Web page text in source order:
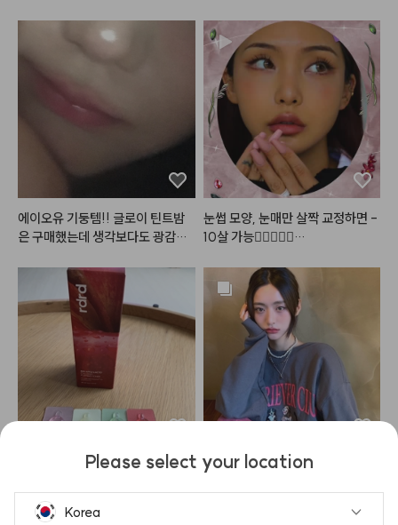
밤…🫰🩷 느무 이쁨~!!
에이오유 기둥템!! 글로이 틴트밤
은 구매했는데 생각보다도 광감이
템으로 구매했는데 진짜 여름에 너
무 찰떡임🩷😁
눈썹 모양, 눈매만 살짝 교정하면 -
10살 가능👩🏻‍❤️‍👩🏻
#로즈프로젝트#어두운쿠션
4호#25호
한통 사용해보고 버블 토너로 제일
재구매 했어요! ㅎㅎ사과향이 은은
하게 나고
이제 제법 쌀쌀하당🍂
Please select your location
Korea